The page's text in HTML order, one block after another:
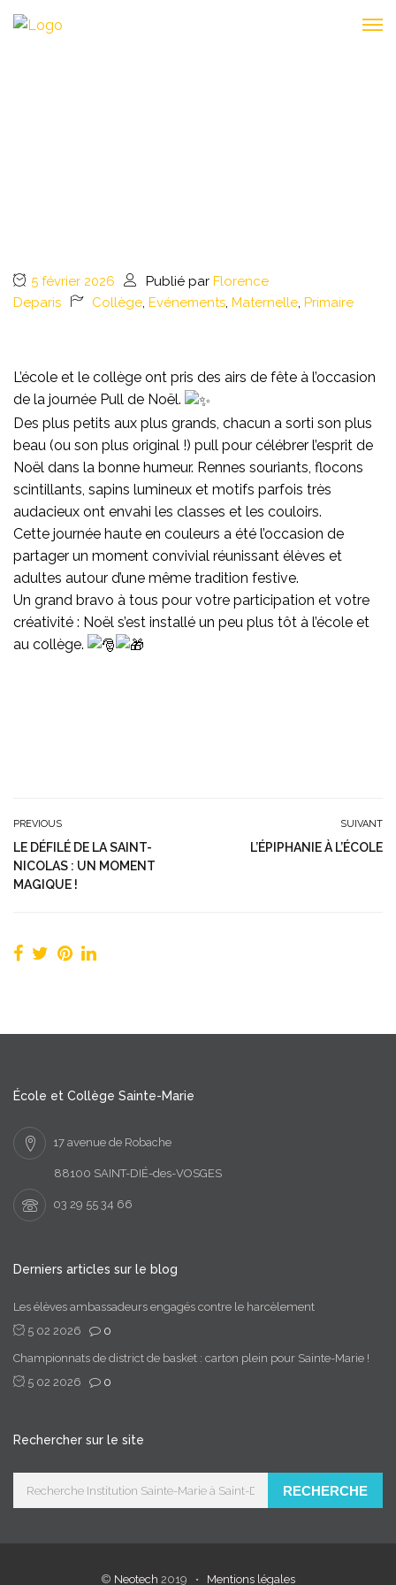
5 février 2026 Publié par Florence
Deparis
Collège, Evénements, Maternelle, Primaire
L’école et le collège ont pris des airs de fête à l’occasion
de la journée Pull de Noël.
Des plus petits aux plus grands, chacun a sorti son plus
beau (ou son plus original !) pull pour célébrer l’esprit de
Noël dans la bonne humeur. Rennes souriants, flocons
scintillants, sapins lumineux et motifs parfois très
audacieux ont envahi les classes et les couloirs.
Cette journée haute en couleurs a été l’occasion de
partager un moment convivial réunissant élèves et
adultes autour d’une même tradition festive.
Un grand bravo à tous pour votre participation et votre
créativité : Noël s’est installé un peu plus tôt à l’école et
au collège.
PREVIOUS
LE DÉFILÉ DE LA SAINT-
NICOLAS : UN MOMENT
MAGIQUE !
SUIVANT
L’ÉPIPHANIE À L’ÉCOLE
École et Collège Sainte-Marie
17 avenue de Robache
88100 SAINT-DIÉ-des-VOSGES
03 29 55 34 66
Derniers articles sur le blog
Les élèves ambassadeurs engagés contre le harcèlement
5 02 2026
0
Championnats de district de basket : carton plein pour Sainte-Marie !
5 02 2026
0
Rechercher sur le site
RECHERCHE
© Neotech 2019 • Mentions légales